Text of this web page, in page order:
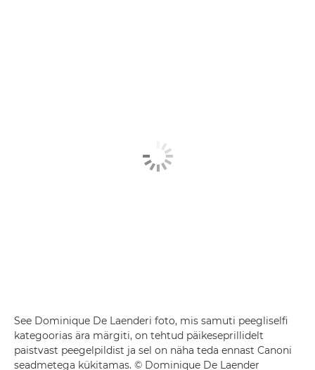
See Dominique De Laenderi foto, mis samuti peegliselfi
kategoorias ära märgiti, on tehtud päikeseprillidelt
paistvast peegelpildist ja sel on näha teda ennast Canoni
seadmetega kükitamas. © Dominique De Laender